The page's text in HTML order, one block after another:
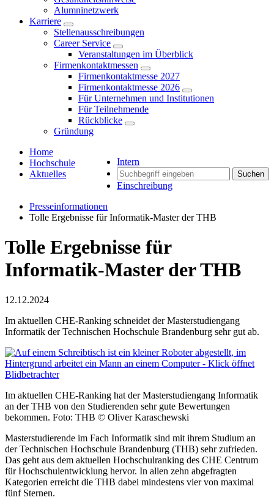
Alumninetzwerk
Karriere
Stellenausschreibungen
Career Service
Veranstaltungen im Überblick
Firmenkontaktmessen
Firmenkontaktmesse 2027
Firmenkontaktmesse 2026
Für Unternehmen und Institutionen
Für Teilnehmende
Rückblicke
Gründung
Intern
Suchen
Einschreibung
Home
Hochschule
Aktuelles
Presseinformationen
Tolle Ergebnisse für Informatik-Master der THB
Tolle Ergebnisse für
Informatik-Master der THB
12.12.2024
Im aktuellen CHE-Ranking schneidet der Masterstudiengang
Informatik der Technischen Hochschule Brandenburg sehr gut ab.
Im aktuellen CHE-Ranking hat der Masterstudiengang Informatik
an der THB von den Studierenden sehr gute Bewertungen
bekommen. Foto: THB © Oliver Karaschewski
Masterstudierende im Fach Informatik sind mit ihrem Studium an
der Technischen Hochschule Brandenburg (THB) sehr zufrieden.
Das geht aus dem aktuellen Hochschulranking des CHE Centrum
für Hochschulentwicklung hervor. In allen zehn abgefragten
Kategorien erreicht die THB dabei mindestens vier von maximal
fünf Sternen.